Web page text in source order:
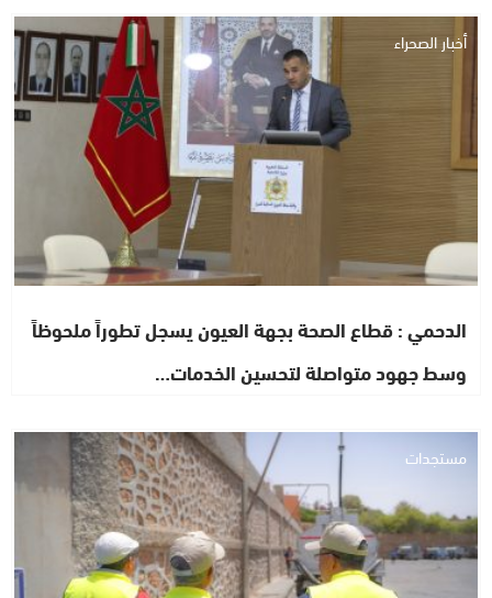
أخبار الصحراء
الدحمي : قطاع الصحة بجهة العيون يسجل تطوراً ملحوظاً
وسط جهود متواصلة لتحسين الخدمات…
مستجدات